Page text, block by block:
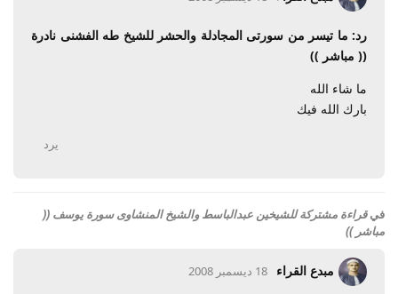
رد: ما تيسر من سورتى المجادلة والحشر للشيخ طه الفشنى نادرة
(( مباشر ))
ما شاء الله
بارك الله فيك
يرد
فيقراءة مشتركة للشيخين عبدالباسط والشيخ المنشاوى سورة يوسف ((
مباشر ))
مبدع القراء 18 ديسمبر 2008